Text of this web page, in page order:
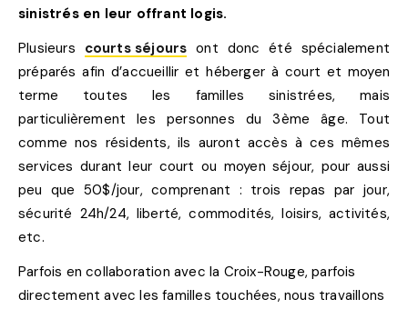
sinistrés en leur offrant logis.
Plusieurs courts séjours ont donc été spécialement
préparés afin d’accueillir et héberger à court et moyen
terme toutes les familles sinistrées, mais
particulièrement les personnes du 3ème âge. Tout
comme nos résidents, ils auront accès à ces mêmes
services durant leur court ou moyen séjour, pour aussi
peu que 50$/jour, comprenant : trois repas par jour,
sécurité 24h/24, liberté, commodités, loisirs, activités,
etc.
Parfois en collaboration avec la Croix-Rouge, parfois
directement avec les familles touchées, nous travaillons